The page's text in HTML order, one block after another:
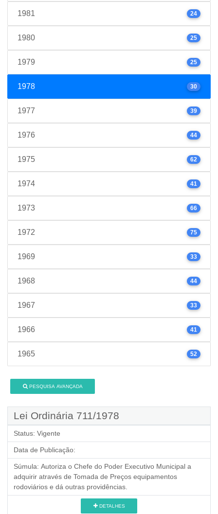
1981 24
1980 25
1979 25
1978 30
1977 39
1976 44
1975 62
1974 41
1973 66
1972 75
1969 33
1968 44
1967 33
1966 41
1965 52
PESQUISA AVANÇADA
Lei Ordinária 711/1978
Status: Vigente
Data de Publicação:
Súmula: Autoriza o Chefe do Poder Executivo Municipal a
adquirir através de Tomada de Preços equipamentos
rodoviários e dá outras providências.
DETALHES